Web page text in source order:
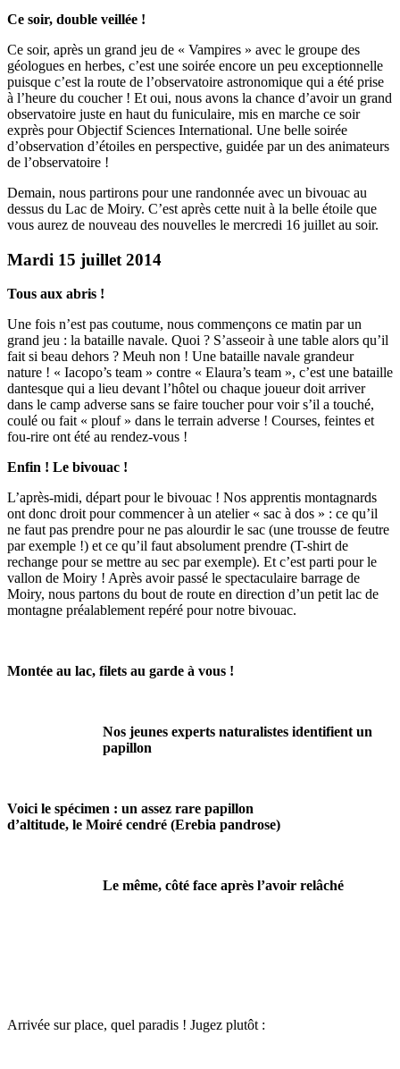
Ce soir, double veillée !
Ce soir, après un grand jeu de « Vampires » avec le groupe des
géologues en herbes, c’est une soirée encore un peu exceptionnelle
puisque c’est la route de l’observatoire astronomique qui a été prise
à l’heure du coucher ! Et oui, nous avons la chance d’avoir un grand
observatoire juste en haut du funiculaire, mis en marche ce soir
exprès pour Objectif Sciences International. Une belle soirée
d’observation d’étoiles en perspective, guidée par un des animateurs
de l’observatoire !
Demain, nous partirons pour une randonnée avec un bivouac au
dessus du Lac de Moiry. C’est après cette nuit à la belle étoile que
vous aurez de nouveau des nouvelles le mercredi 16 juillet au soir.
Mardi 15 juillet 2014
Tous aux abris !
Une fois n’est pas coutume, nous commençons ce matin par un
grand jeu : la bataille navale. Quoi ? S’asseoir à une table alors qu’il
fait si beau dehors ? Meuh non ! Une bataille navale grandeur
nature ! « Iacopo’s team » contre « Elaura’s team », c’est une bataille
dantesque qui a lieu devant l’hôtel ou chaque joueur doit arriver
dans le camp adverse sans se faire toucher pour voir s’il a touché,
coulé ou fait « plouf » dans le terrain adverse ! Courses, feintes et
fou-rire ont été au rendez-vous !
Enfin ! Le bivouac !
L’après-midi, départ pour le bivouac ! Nos apprentis montagnards
ont donc droit pour commencer à un atelier « sac à dos » : ce qu’il
ne faut pas prendre pour ne pas alourdir le sac (une trousse de feutre
par exemple !) et ce qu’il faut absolument prendre (T-shirt de
rechange pour se mettre au sec par exemple). Et c’est parti pour le
vallon de Moiry ! Après avoir passé le spectaculaire barrage de
Moiry, nous partons du bout de route en direction d’un petit lac de
montagne préalablement repéré pour notre bivouac.
Montée au lac, filets au garde à vous !
Nos jeunes experts naturalistes identifient un
papillon
Voici le spécimen : un assez rare papillon
d’altitude, le Moiré cendré (Erebia pandrose)
Le même, côté face après l’avoir relâché
Arrivée sur place, quel paradis ! Jugez plutôt :